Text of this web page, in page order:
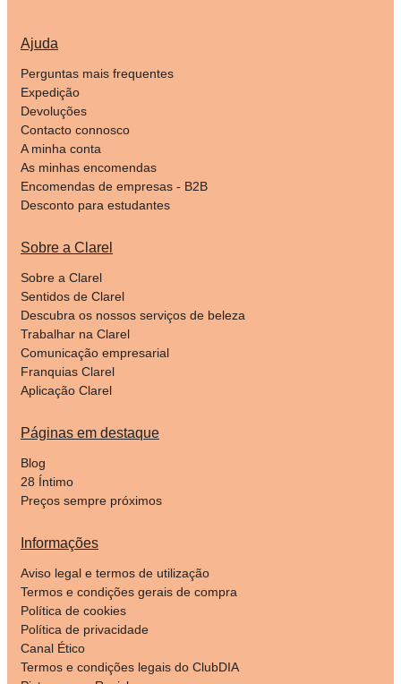
Ajuda
Perguntas mais frequentes
Expedição
Devoluções
Contacto connosco
A minha conta
As minhas encomendas
Encomendas de empresas - B2B
Desconto para estudantes
Sobre a Clarel
Sobre a Clarel
Sentidos de Clarel
Descubra os nossos serviços de beleza
Trabalhar na Clarel
Comunicação empresarial
Franquias Clarel
Aplicação Clarel
Páginas em destaque
Blog
28 Íntimo
Preços sempre próximos
Informações
Aviso legal e termos de utilização
Termos e condições gerais de compra
Política de cookies
Política de privacidade
Canal Ético
Termos e condições legais do ClubDIA